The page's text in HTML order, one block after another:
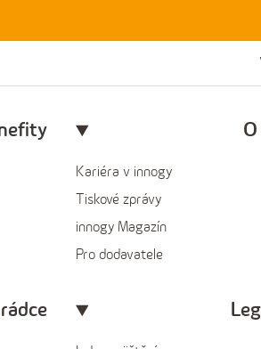
Kariéra v innogy
Tiskové zprávy
innogy Magazín
Pro dodavatele